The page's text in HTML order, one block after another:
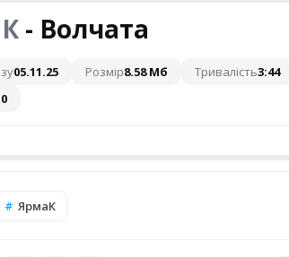
- Волчата
05.11.25 Розмір8.58 Мб Тривалість3:44
ЯрмаК